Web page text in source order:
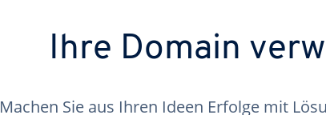
Ihre Domain
Machen Sie aus Ihren Ideen Erfolge mit